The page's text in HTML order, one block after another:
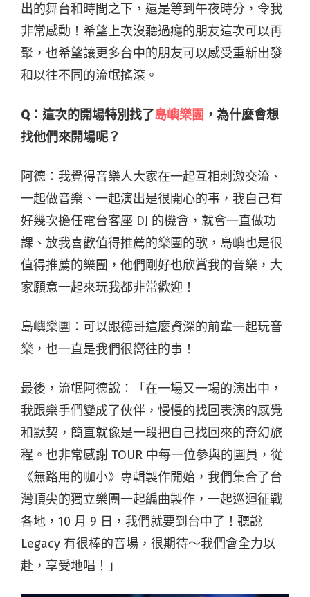
出的舞台和時間之下，還是等到午夜時分，令我
非常感動！希望上次沒聽過癮的朋友這次可以再
聚，也希望讓更多台中的朋友可以感受重新出發
和以往不同的流氓搖滾。
Q：這次的開場特別找了島嶼樂團 ，為什麼會想
找他們來開場呢？
阿德：我覺得音樂人大家在一起互相刺激交流、
一起做音樂、一起演出是很開心的事，我自己有
好幾次擔任電台客座 DJ 的機會，就會一直做功
課、放我喜歡值得推薦的樂團的歌，島嶼也是很
值得推薦的樂團，他們剛好也欣賞我的音樂，大
家願意一起來玩我都非常歡迎！
島嶼樂團：可以跟德哥這麼資深的前輩一起玩音
樂，也一直是我們很嚮往的事！
最後，流氓阿德說：「在一場又一場的演出中，
我跟樂手們變成了伙伴，慢慢的找回表演的感覺
和默契，簡直就像是一段把自己找回來的奇幻旅
程。也非常感謝 TOUR 中每一位參與的團員，從
《無路用的咖小》專輯製作開始，我們集合了台
灣頂尖的獨立樂團一起編曲製作，一起巡迴征戰
各地，10 月 9 日，我們就要到台中了！聽說
Legacy 有很棒的音場，很期待～我們會全力以
赴，享受地唱！」